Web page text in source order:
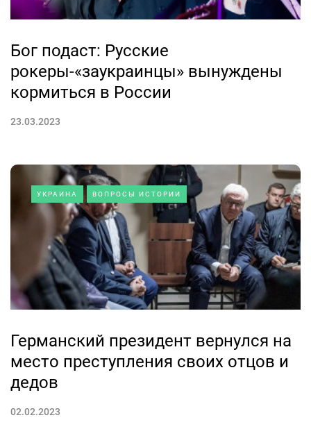
Бог подаст: Русские
рокеры-«заукраинцы» вынуждены
кормиться в России
23.03.2023
УКРАИНА ВОПРОСЫ ИСТОРИИ
Германский президент вернулся на
место преступления своих отцов и
дедов
02.02.2023